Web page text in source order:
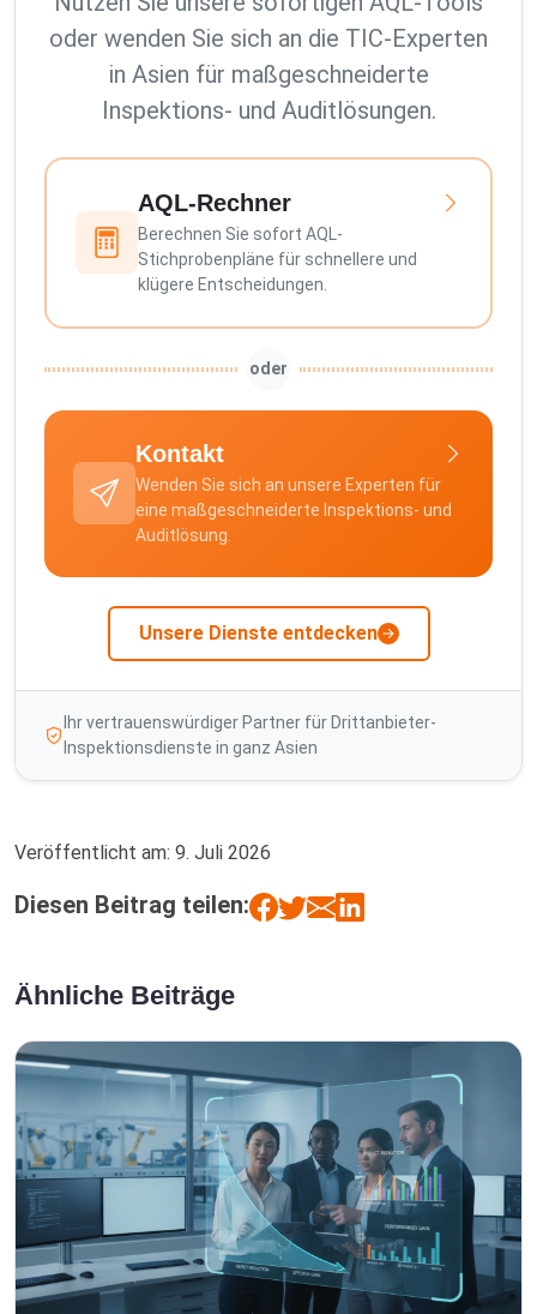
oder wenden Sie sich an die TIC-Experten
in Asien für maßgeschneiderte
Inspektions- und Auditlösungen.
AQL-Rechner
Berechnen Sie sofort AQL-
Stichprobenpläne für schnellere und
klügere Entscheidungen.
oder
Kontakt
Wenden Sie sich an unsere Experten für
eine maßgeschneiderte Inspektions- und
Auditlösung.
Unsere Dienste entdecken
Ihr vertrauenswürdiger Partner für Drittanbieter-
Inspektionsdienste in ganz Asien
Veröffentlicht am: 9. Juli 2026
Diesen Beitrag teilen:
Ähnliche Beiträge